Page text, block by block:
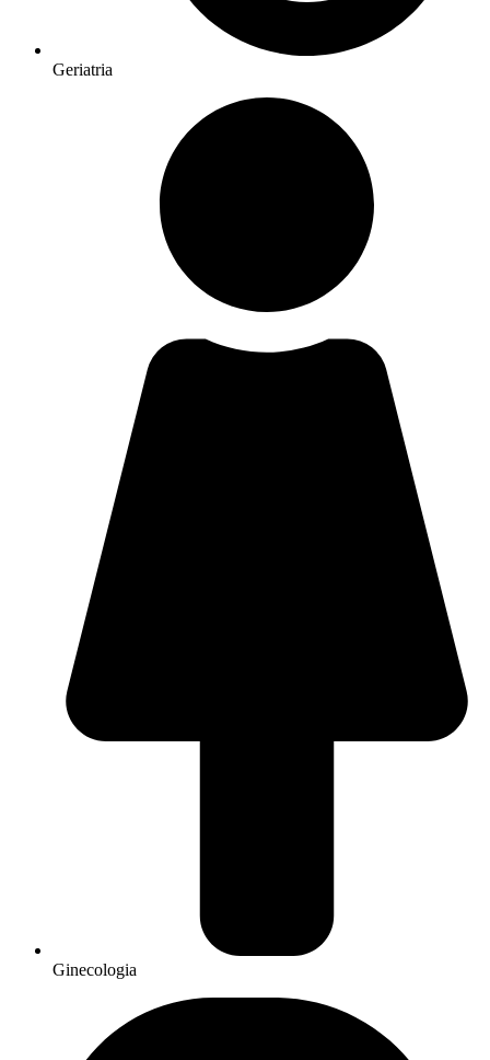
Geriatria
Ginecologia